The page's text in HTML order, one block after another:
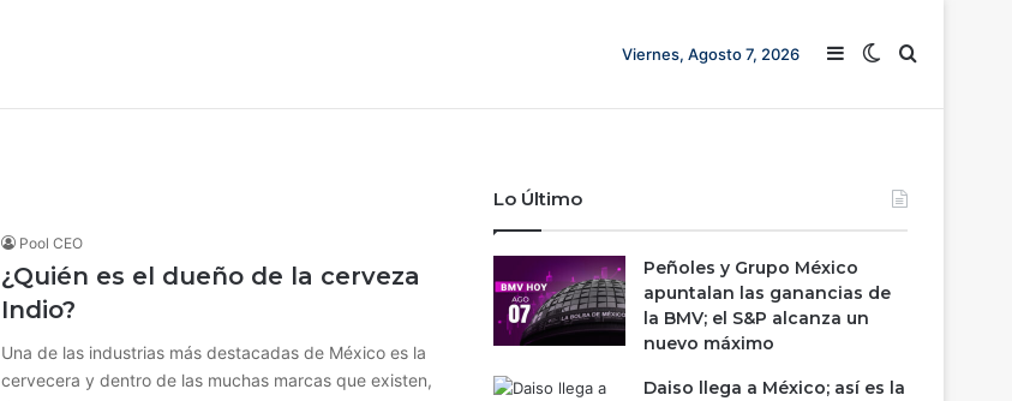
Viernes, Agosto 7, 2026 Barra lateral
Switch skin
Buscar
Pool CEO
¿Quién es el dueño de la cerveza
Indio?
Una de las industrias más destacadas de México es la
cervecera y dentro de las muchas marcas que existen,
Lo Último
Peñoles y Grupo México
apuntalan las ganancias de
la BMV; el S&P alcanza un
nuevo máximo
Daiso llega a México; así es la